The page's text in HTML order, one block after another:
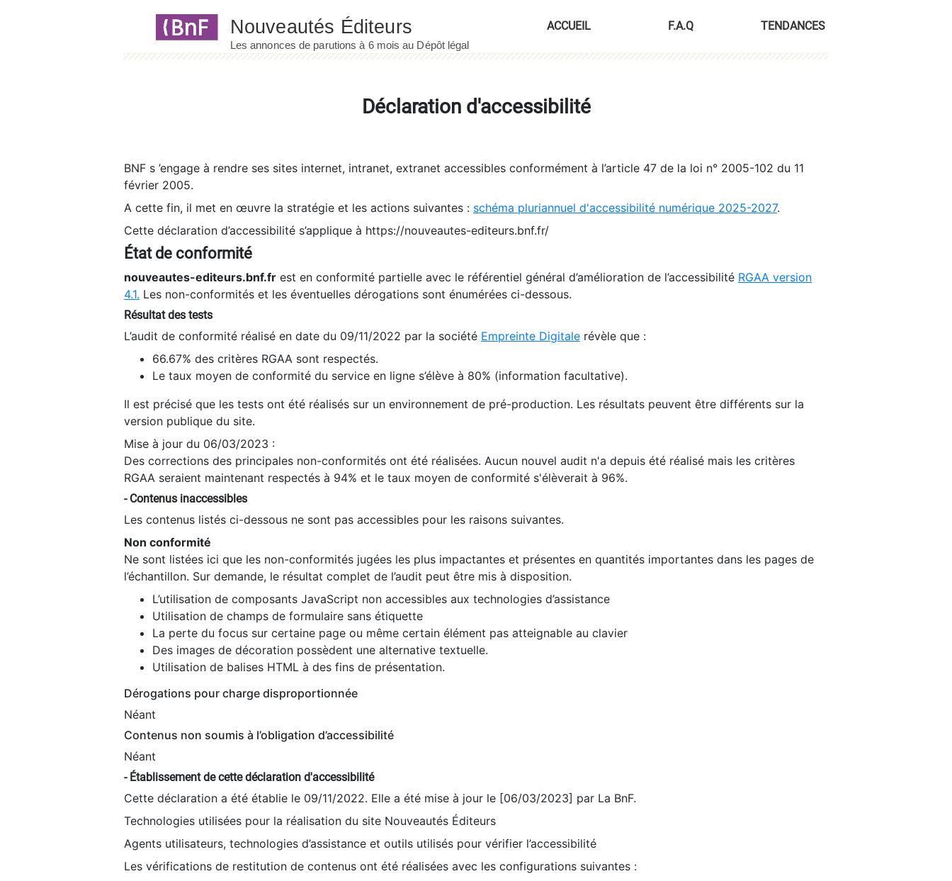
ACCUEIL F.A.Q TENDANCES
Déclaration d'accessibilité
BNF s ’engage à rendre ses sites internet, intranet, extranet accessibles conformément à l’article 47 de la loi n° 2005-102 du 11
février 2005.
A cette fin, il met en œuvre la stratégie et les actions suivantes : schéma pluriannuel d'accessibilité numérique 2025-2027.
Cette déclaration d’accessibilité s’applique à https://nouveautes-editeurs.bnf.fr/
État de conformité
nouveautes-editeurs.bnf.fr est en conformité partielle avec le référentiel général d’amélioration de l’accessibilité RGAA version
4.1. Les non-conformités et les éventuelles dérogations sont énumérées ci-dessous.
Résultat des tests
L’audit de conformité réalisé en date du 09/11/2022 par la société Empreinte Digitale révèle que :
66.67% des critères RGAA sont respectés.
Le taux moyen de conformité du service en ligne s’élève à 80% (information facultative).
Il est précisé que les tests ont été réalisés sur un environnement de pré-production. Les résultats peuvent être différents sur la
version publique du site.
Mise à jour du 06/03/2023 :
Des corrections des principales non-conformités ont été réalisées. Aucun nouvel audit n'a depuis été réalisé mais les critères
RGAA seraient maintenant respectés à 94% et le taux moyen de conformité s'élèverait à 96%.
- Contenus inaccessibles
Les contenus listés ci-dessous ne sont pas accessibles pour les raisons suivantes.
Non conformité
Ne sont listées ici que les non-conformités jugées les plus impactantes et présentes en quantités importantes dans les pages de
l’échantillon. Sur demande, le résultat complet de l’audit peut être mis à disposition.
L’utilisation de composants JavaScript non accessibles aux technologies d’assistance
Utilisation de champs de formulaire sans étiquette
La perte du focus sur certaine page ou même certain élément pas atteignable au clavier
Des images de décoration possèdent une alternative textuelle.
Utilisation de balises HTML à des fins de présentation.
Dérogations pour charge disproportionnée
Néant
Contenus non soumis à l’obligation d’accessibilité
Néant
- Établissement de cette déclaration d'accessibilité
Cette déclaration a été établie le 09/11/2022. Elle a été mise à jour le [06/03/2023] par La BnF.
Technologies utilisées pour la réalisation du site Nouveautés Éditeurs
Agents utilisateurs, technologies d’assistance et outils utilisés pour vérifier l’accessibilité
Les vérifications de restitution de contenus ont été réalisées avec les configurations suivantes :